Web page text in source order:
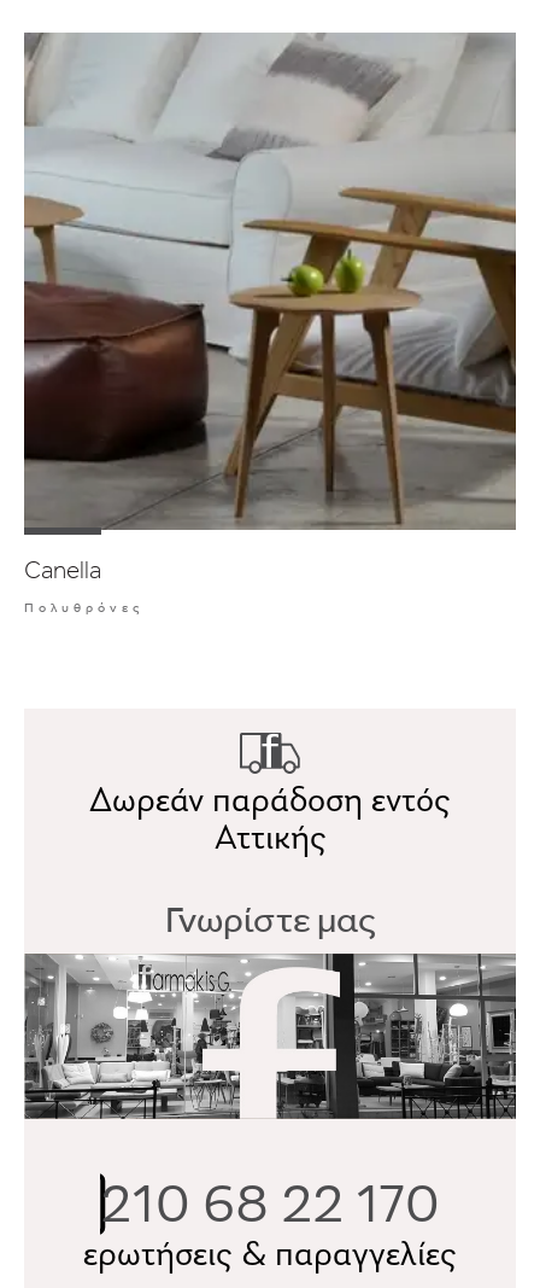
Canella
Πολυθρόνες
Δωρεάν παράδοση εντός
Αττικής
Γνωρίστε μας
210 68 22 170
ερωτήσεις & παραγγελίες